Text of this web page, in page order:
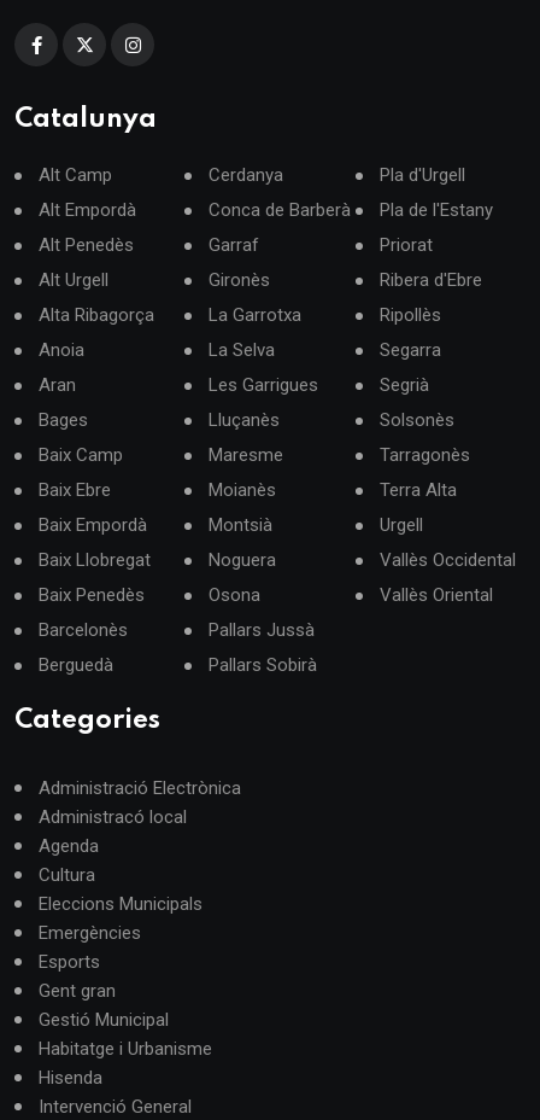
Catalunya
Alt Camp
Alt Empordà
Alt Penedès
Alt Urgell
Alta Ribagorça
Anoia
Aran
Bages
Baix Camp
Baix Ebre
Baix Empordà
Baix Llobregat
Baix Penedès
Barcelonès
Berguedà
Cerdanya
Conca de Barberà
Garraf
Gironès
La Garrotxa
La Selva
Les Garrigues
Lluçanès
Maresme
Moianès
Montsià
Noguera
Osona
Pallars Jussà
Pallars Sobirà
Pla d'Urgell
Pla de l'Estany
Priorat
Ribera d'Ebre
Ripollès
Segarra
Segrià
Solsonès
Tarragonès
Terra Alta
Urgell
Vallès Occidental
Vallès Oriental
Categories
Administració Electrònica
Administracó local
Agenda
Cultura
Eleccions Municipals
Emergències
Esports
Gent gran
Gestió Municipal
Habitatge i Urbanisme
Hisenda
Intervenció General